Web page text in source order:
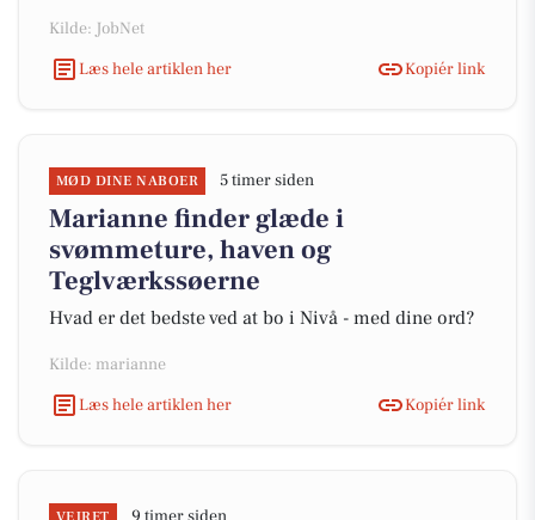
Kilde: JobNet
Læs hele artiklen her
Kopiér link
MØD DINE NABOER 5 timer siden
Marianne finder glæde i
svømmeture, haven og
Teglværkssøerne
Hvad er det bedste ved at bo i Nivå - med dine ord?
Kilde: marianne
Læs hele artiklen her
Kopiér link